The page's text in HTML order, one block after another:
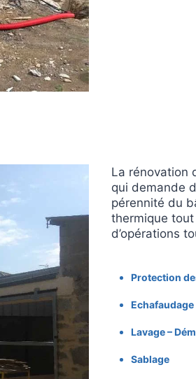
La rénovation
qui demande
pérennité du
thermique tout
d’opérations
Protection
Echafaudage
Lavage –
Sablage